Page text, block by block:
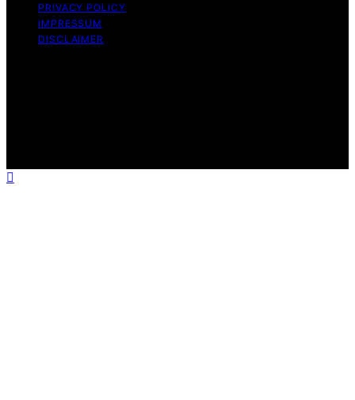
PRIVACY POLICY
IMPRESSUM
DISCLAIMER